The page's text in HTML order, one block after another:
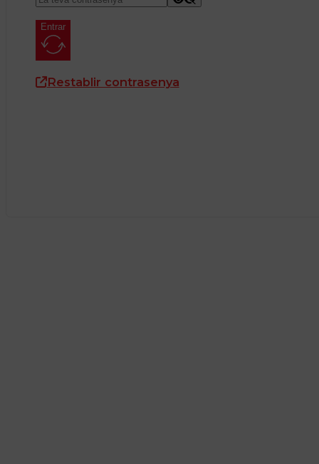
Entrar
Restablir contrasenya